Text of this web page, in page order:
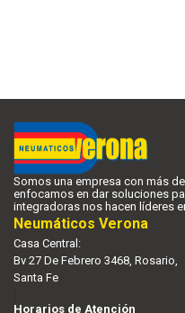
Somos una empresa con más
enfocamos en dar soluciones
integradoras nos hacen líderes
Neumáticos Verona
Casa Central:
Bv 27 De Febrero 3468, Rosario,
Santa Fe
Horarios de Atención